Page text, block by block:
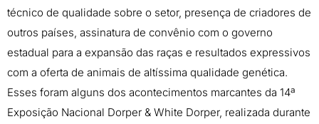
técnico de qualidade sobre o setor, presença de criadores de
outros países, assinatura de convênio com o governo
estadual para a expansão das raças e resultados expressivos
com a oferta de animais de altíssima qualidade genética.
Esses foram alguns dos acontecimentos marcantes da 14ª
Exposição Nacional Dorper & White Dorper, realizada durante